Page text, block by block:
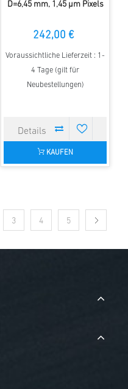
D=6,45 mm, 1,45 µm Pixels
242,00 €
Voraussichtliche Lieferzeit : 1-
4 Tage (gilt für
Neubestellungen)
KAUFEN
3 4 5